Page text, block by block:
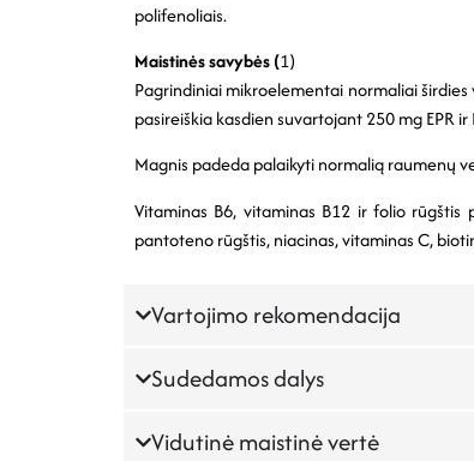
polifenoliais.
Maistinės savybės (1)
Pagrindiniai mikroelementai normaliai
pasireiškia kasdien suvartojant 250 mg EPR ir
Magnis padeda palaikyti normalią raumenų
Vitaminas B6, vitaminas B12 ir folio rūgštis
pantoteno rūgštis, niacinas, vitaminas C,
Vartojimo rekomendacija
Sudedamos dalys
Vidutinė maistinė vertė